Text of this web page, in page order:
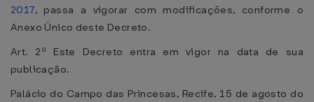
2017, passa a vigorar com modificações, conforme o
Anexo Único deste Decreto.
Art. 2º Este Decreto entra em vigor na data de sua
publicação.
Palácio do Campo das Princesas, Recife, 15 de agosto do